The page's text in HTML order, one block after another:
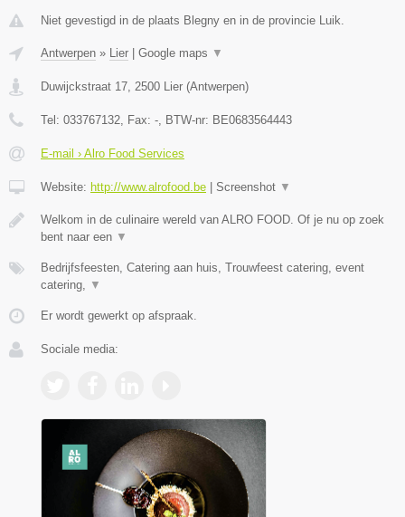
Niet gevestigd in de plaats Blegny en in de provincie Luik.
Antwerpen » Lier Google maps ▼
Duwijckstraat 17, 2500 Lier (Antwerpen)
Tel: 033767132, Fax: -, BTW-nr: BE0683564443
E-mail › Alro Food Services
Website: http://www.alrofood.be Screenshot ▼
Welkom in de culinaire wereld van ALRO FOOD. Of je nu op zoek
bent naar een ▼
Bedrijfsfeesten, Catering aan huis, Trouwfeest catering, event
catering, ▼
Er wordt gewerkt op afspraak.
Sociale media: